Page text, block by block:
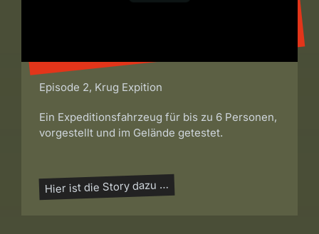
Episode 2, Krug Expition
Ein Expeditionsfahrzeug für bis zu 6 Personen,
vorgestellt und im Gelände getestet.
Hier ist die Story dazu …